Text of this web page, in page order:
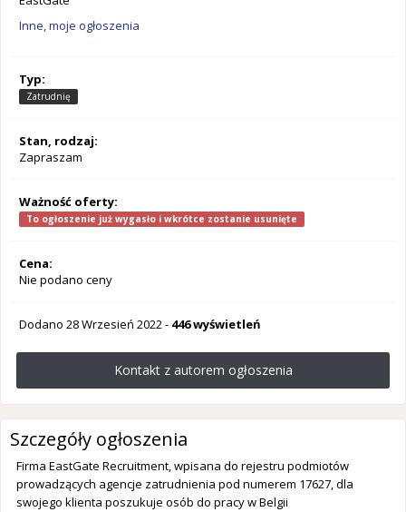
Inne, moje ogłoszenia
Typ:
Zatrudnię
Stan, rodzaj:
Zapraszam
Ważność oferty:
To ogłoszenie już wygasło i wkrótce zostanie usunięte
Cena:
Nie podano ceny
Dodano 28 Wrzesień 2022- 446 wyświetleń
Kontakt z autorem ogłoszenia
Szczegóły ogłoszenia
Firma EastGate Recruitment, wpisana do rejestru podmiotów
prowadzących agencje zatrudnienia pod numerem 17627, dla
swojego klienta poszukuje osób do pracy w Belgii